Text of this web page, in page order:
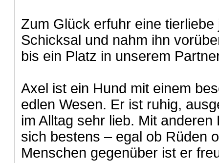
Zum Glück erfuhr eine
Schicksal und nahm ihn
bis ein Platz in unserem
Axel ist ein Hund mit einem
edlen Wesen. Er ist ruhig,
im Alltag sehr lieb. Mit
sich bestens – egal ob Rüden
Menschen gegenüber ist er